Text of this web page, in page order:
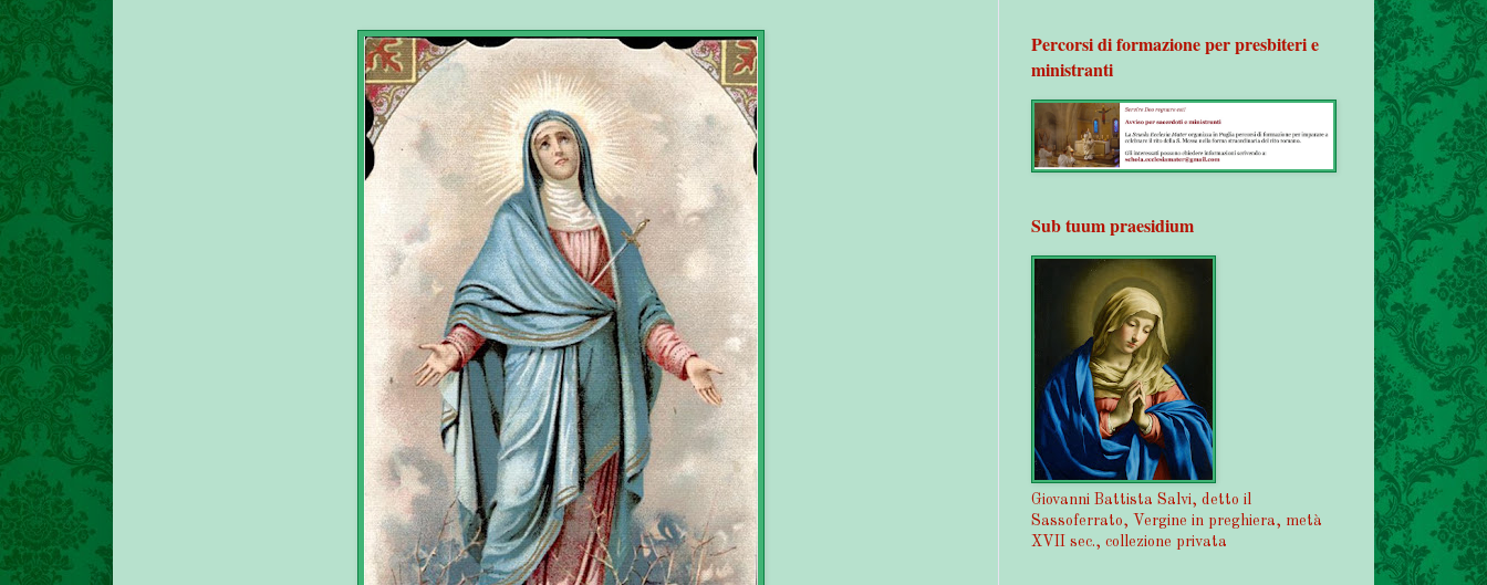
Percorsi di formazione per presbiteri e
ministranti
Sub tuum praesidium
Giovanni Battista Salvi, detto il
Sassoferrato, Vergine in preghiera, metà
XVII sec., collezione privata